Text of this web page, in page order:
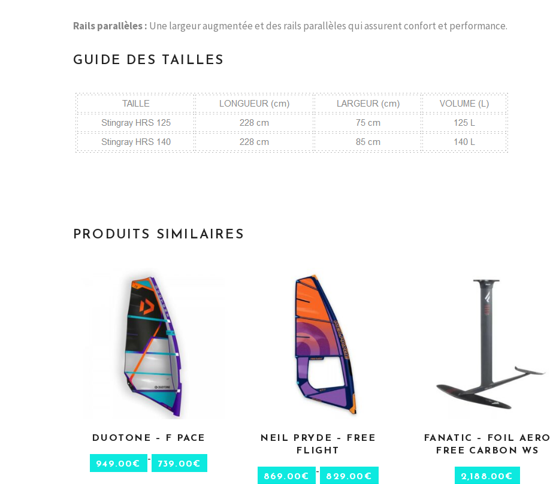
Rails parallèles : Une largeur augmentée et des rails parallèles qui assurent confort et performance.
GUIDE DES TAILLES
PRODUITS SIMILAIRES
CHOIX DES OPTIONS
DUOTONE – F PACE
739.00€
–
949.00€
CHOIX DES OPTIONS
NEIL PRYDE – FREE
FLIGHT
829.00 €
–
869.00€
CHOIX DES OPTIONS
FANATIC – FOIL AERO
FREE CARBON WS
2,188.00€